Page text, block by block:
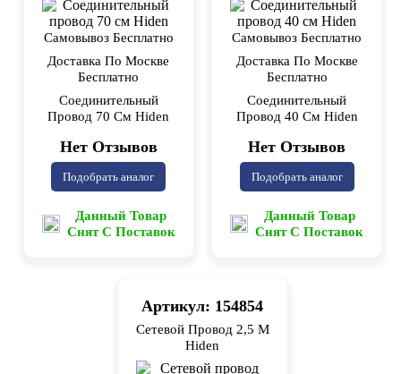
Самовывоз Бесплатно
Доставка По Москве
Бесплатно
Соединительный
Провод 70 См Hiden
Нет Отзывов
Подобрать аналог
Данный Товар
Снят С Поставок
Самовывоз Бесплатно
Доставка По Москве
Бесплатно
Соединительный
Провод 40 См Hiden
Нет Отзывов
Подобрать аналог
Данный Товар
Снят С Поставок
Артикул: 154854
Сетевой Провод 2,5 М
Hiden